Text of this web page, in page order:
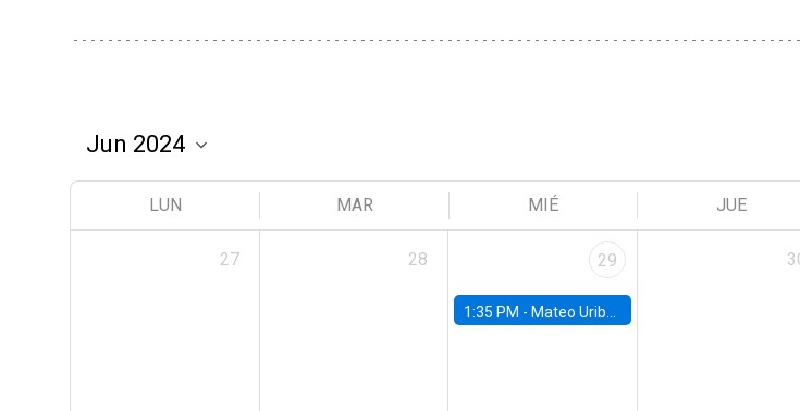
LUN MAR MIÉ JUE
27 28 29
1:35 PM - Mateo Uribe-Castro, Universidad de los Andes (Colombia)